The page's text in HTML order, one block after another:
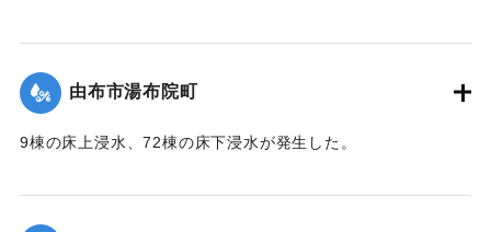
｜固有コード: 01215054
由布市湯布院町
9棟の床上浸水、72棟の床下浸水が発生した。